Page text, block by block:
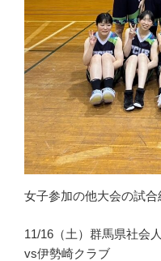
女子参加の他大会の試合
11/16（土）群馬県社会
vs伊勢崎クラブ